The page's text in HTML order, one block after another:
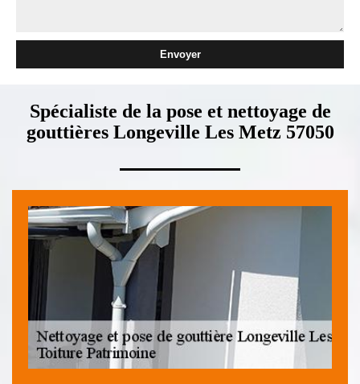
Spécialiste de la pose et nettoyage de
gouttières Longeville Les Metz 57050